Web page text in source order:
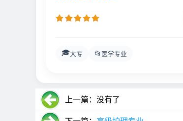
🎓大专 📂 医学专业
上一篇：没有了